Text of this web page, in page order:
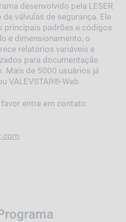
desenvolvido pela LESER
válvulas de segurança. Ele
principais padrões e códigos
e dimensionamento, o
relatórios variáveis e
para documentação
Mais de 5000 usuários já
VALEVSTAR®-Web.
entre em contato: